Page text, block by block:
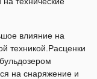
влияние на
техникой.Расценки
на снаряжение и